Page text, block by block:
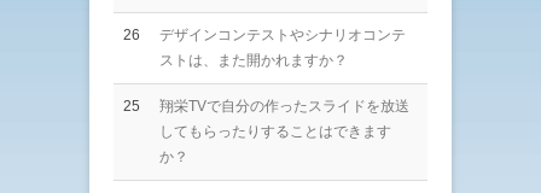
26
デザインコンテストやシナリオコンテ
ストは、また開かれますか？
25
翔栄TVで自分の作ったスライドを放送
してもらったりすることはできます
か？